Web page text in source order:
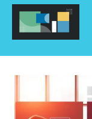
Skip
content